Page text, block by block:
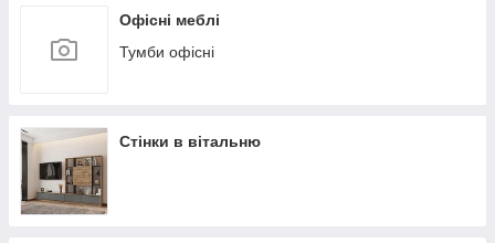
Офісні меблі
Тумби офісні
Стінки в вітальню